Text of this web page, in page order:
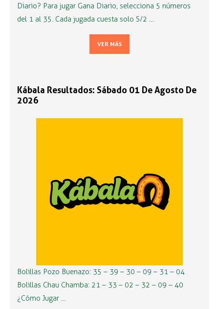
Diario? Para jugar Gana Diario, selecciona 5 números
del 1 al 35. Cada jugada cuesta solo S/2 …
VER MÁS
Kábala Resultados: Sábado 01 De Agosto De
2026
Bolillas Pozo Buenazo: 35 – 39 – 30 – 09 – 31 – 04
Bolillas Chau Chamba: 21 – 33 – 02 – 32 – 09 – 40
¿Cómo Jugar …